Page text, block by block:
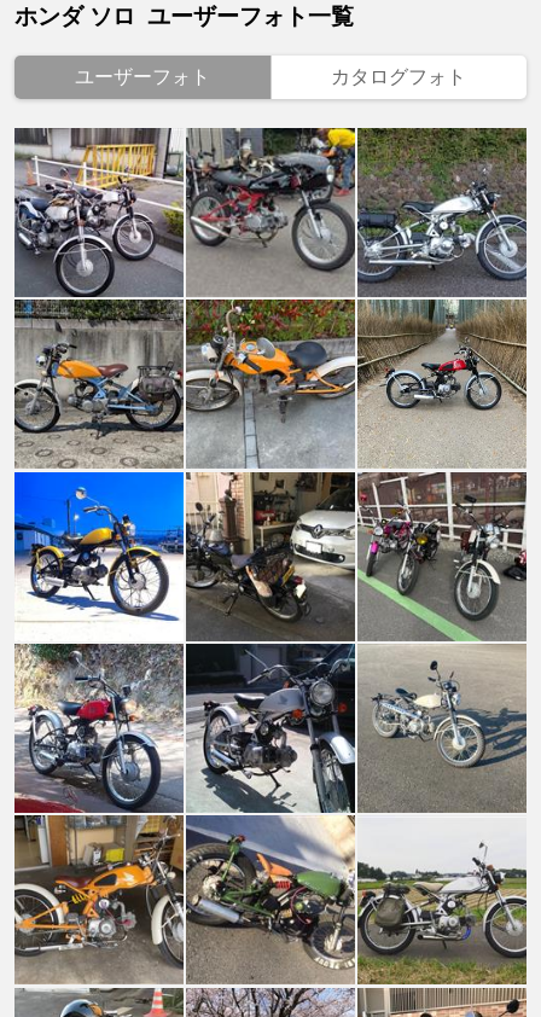
ホンダ ソロ ユーザーフォト一覧
ユーザーフォト カタログフォト